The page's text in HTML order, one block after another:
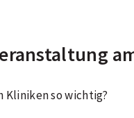
Kliniken so wichtig?